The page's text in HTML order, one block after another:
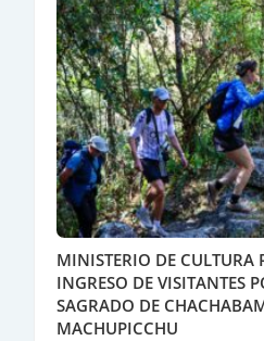
MINISTERIO DE CULTURA
INGRESO DE VISITANTES
SAGRADO DE
MACHUPICCHU